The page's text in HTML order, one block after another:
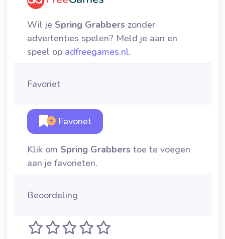
Wil je Spring Grabbers zonder
advertenties spelen? Meld je aan en
speel op adfreegames.nl.
Favoriet
Favoriet
Klik om Spring Grabbers toe te voegen
aan je favorieten.
Beoordeling